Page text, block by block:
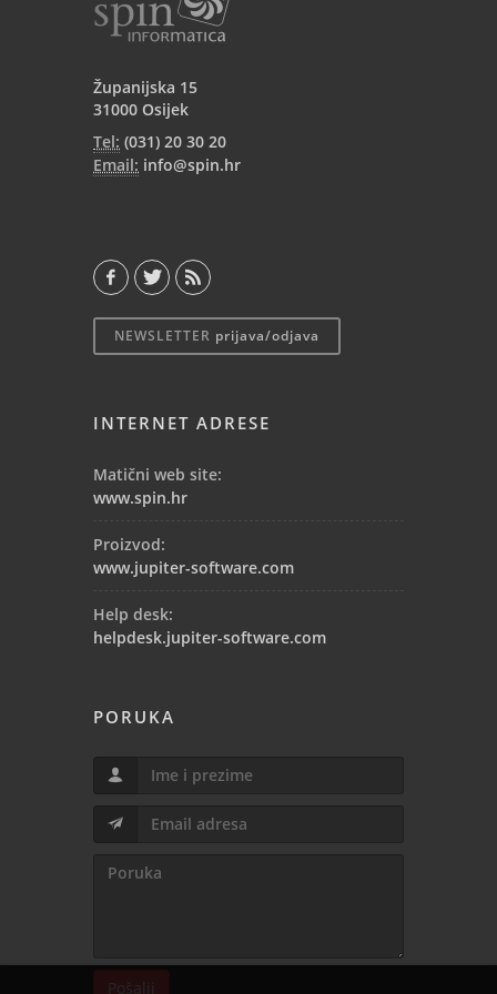
Županijska 15
31000 Osijek
Tel: (031) 20 30 20
Email: info@spin.hr
NEWSLETTER prijava/odjava
INTERNET ADRESE
Matični web site:
www.spin.hr
Proizvod:
www.jupiter-software.com
Help desk:
helpdesk.jupiter-software.com
PORUKA
Pošalji